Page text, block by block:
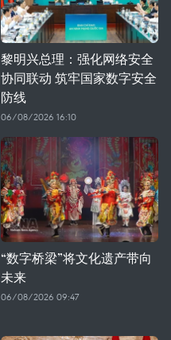
黎明兴总理：强化网络安全
协同联动 筑牢国家数字安全
防线
06/08/2026 16:10
“数字桥梁”将文化遗产带向
未来
06/08/2026 09:47